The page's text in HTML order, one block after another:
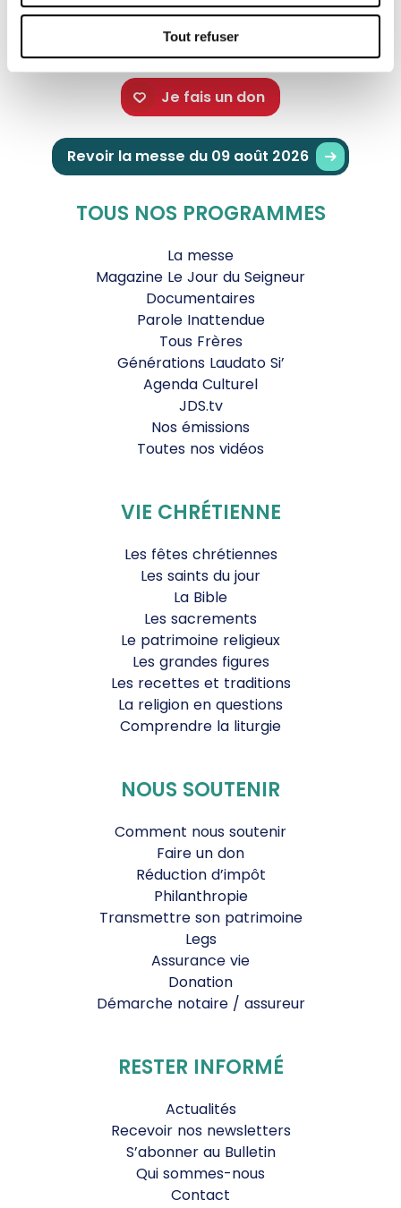
Tout refuser
Je fais un don
Revoir la messe du 09 août 2026
TOUS NOS PROGRAMMES
La messe
Magazine Le Jour du Seigneur
Documentaires
Parole Inattendue
Tous Frères
Générations Laudato Si’
Agenda Culturel
JDS.tv
Nos émissions
Toutes nos vidéos
VIE CHRÉTIENNE
Les fêtes chrétiennes
Les saints du jour
La Bible
Les sacrements
Le patrimoine religieux
Les grandes figures
Les recettes et traditions
La religion en questions
Comprendre la liturgie
NOUS SOUTENIR
Comment nous soutenir
Faire un don
Réduction d’impôt
Philanthropie
Transmettre son patrimoine
Legs
Assurance vie
Donation
Démarche notaire / assureur
RESTER INFORMÉ
Actualités
Recevoir nos newsletters
S’abonner au Bulletin
Qui sommes-nous
Contact